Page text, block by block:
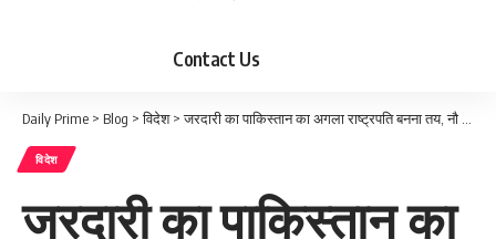
Contact Us
Daily Prime > Blog >विदेश>जरदारी का पाकिस्तान का अगला राष्ट्रपति बनना तय, नौ मार्च को संसद का संयुक्त सत्र…
विदेश
जरदारी का पाकिस्तान का